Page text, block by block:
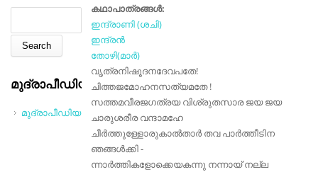
കഥാപാത്രങ്ങൾ:
ഇന്ദ്രാണി (ശചി)
ഇന്ദ്രൻ
തോഴി(മാർ)
വൃത്രനിഷൂദനദേവപതേ!
ചിത്തജമോഹനസത്യമതേ !
സത്തമവീരജഗത്രയ വിശ്രുതസാര ജയ ജയ
ചാരുശരീര വന്ദാമഹേ
ചീര്‍ത്തുള്ളോരുകാല്‍താര്‍ തവ പാര്‍ത്തീടിന
ഞങ്ങള്‍ക്കി -
ന്നാര്‍ത്തികളോക്കെയകന്നു നന്നായ് നല്ല
മുദ്രാപീഡിയ
മുദ്രാപീഡിയ